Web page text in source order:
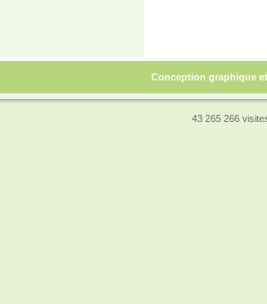
Conception graphique
43 265 266